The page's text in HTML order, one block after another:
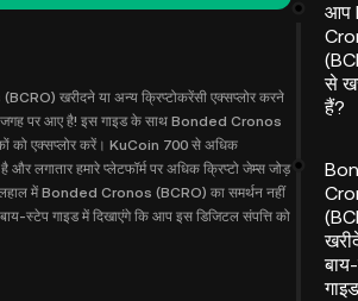
खरीदने या अन्य क्रिप्टोकरेंसी एक्सप्लोर करने
जगह पर आए है! इस गाइड के साथ Bonded Cronos
को एक्सप्लोर करें। KuCoin 700 से अधिक
और लगातार हमारे प्लेटफॉर्म पर अधिक क्रिप्टो जेम्स जोड़
में Bonded Cronos (BCRO) का समर्थन नहीं
स्टेप गाइड में दिखाएंगे कि आप इस डिजिटल संपत्ति को
आप
से
हैं?
गाइड